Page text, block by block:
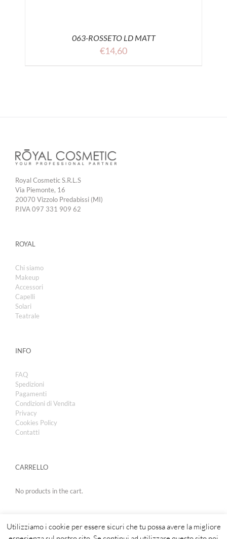
063-ROSSETO LD MATT
€14,60
Royal Cosmetic S.R.L.S
Via Piemonte, 16
20070 Vizzolo Predabissi (MI)
P.IVA 097 331 909 62
ROYAL
Chi siamo
Makeup
Accessori
Capelli
Solari
Teatrale
INFO
FAQ
Spedizioni
Pagamenti
Condizioni di Vendita
Privacy
Cookies Policy
Contatti
CARRELLO
No products in the cart.
Utilizziamo i cookie per essere sicuri che tu possa avere la migliore